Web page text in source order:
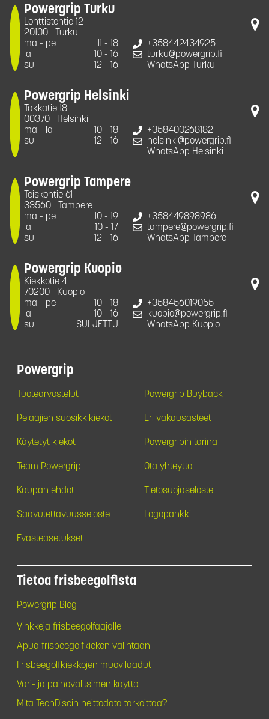
Powergrip Turku
Lonttistentie 12
20100
Turku
ma - pe
11 - 18
la
10 - 16
su
12 - 16
+358442434925
turku@powergrip.fi
WhatsApp Turku
Powergrip Helsinki
Takkatie 18
00370
Helsinki
ma - la
10 - 18
su
12 - 16
+358400268182
helsinki@powergrip.fi
WhatsApp Helsinki
Powergrip Tampere
Teiskontie 61
33560
Tampere
ma - pe
10 - 19
la
10 - 17
su
12 - 16
+358449898986
tampere@powergrip.fi
WhatsApp Tampere
Powergrip Kuopio
Kiekkotie 4
70200
Kuopio
ma - pe
10 - 18
la
10 - 16
su
SULJETTU
+358456019055
kuopio@powergrip.fi
WhatsApp Kuopio
Powergrip
Tuotearvostelut Powergrip Buyback
Pelaajien suosikkikiekot Eri vakausasteet
Käytetyt kiekot Powergripin tarina
Team Powergrip Ota yhteyttä
Kaupan ehdot Tietosuojaseloste
Saavutettavuusseloste Logopankki
Evästeasetukset
Tietoa frisbeegolfista
Powergrip Blog
Vinkkejä frisbeegolfaajalle
Apua frisbeegolfkiekon valintaan
Frisbeegolfkiekkojen muovilaadut
Väri- ja painovalitsimen käyttö
Mitä TechDiscin heittodata tarkoittaa?